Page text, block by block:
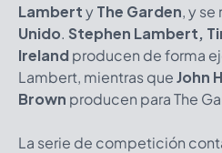
LambertyThe Garden, y se
Unido. Stephen Lambert,
Irelandproducen de forma
Lambert, mientras queJohn
Brown producen para The
La serie de competición